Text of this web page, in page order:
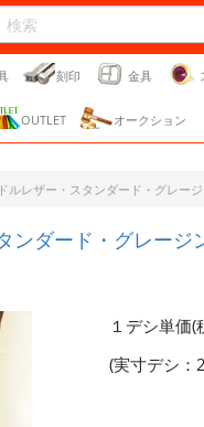
刻印 金具
OUTLET オークション
ルレザー・スタンダード・グレー
ダード・グレージ
１デシ単価(
(実寸デシ：